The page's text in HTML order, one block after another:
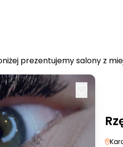
prezentujemy salony z